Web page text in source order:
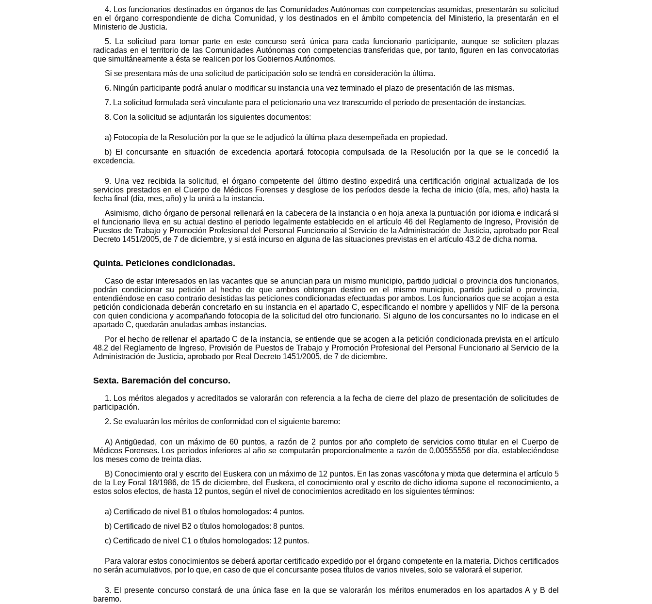
4. Los funcionarios destinados en órganos de las Comunidades Autónomas con competencias asumidas, presentarán su solicitud
en el órgano correspondiente de dicha Comunidad, y los destinados en el ámbito competencia del Ministerio, la presentarán en el
Ministerio de Justicia.
5. La solicitud para tomar parte en este concurso será única para cada funcionario participante, aunque se soliciten plazas
radicadas en el territorio de las Comunidades Autónomas con competencias transferidas que, por tanto, figuren en las convocatorias
que simultáneamente a ésta se realicen por los Gobiernos Autónomos.
Si se presentara más de una solicitud de participación solo se tendrá en consideración la última.
6. Ningún participante podrá anular o modificar su instancia una vez terminado el plazo de presentación de las mismas.
7. La solicitud formulada será vinculante para el peticionario una vez transcurrido el período de presentación de instancias.
8. Con la solicitud se adjuntarán los siguientes documentos:
a) Fotocopia de la Resolución por la que se le adjudicó la última plaza desempeñada en propiedad.
b) El concursante en situación de excedencia aportará fotocopia compulsada de la Resolución por la que se le concedió la
excedencia.
9. Una vez recibida la solicitud, el órgano competente del último destino expedirá una certificación original actualizada de los
servicios prestados en el Cuerpo de Médicos Forenses y desglose de los períodos desde la fecha de inicio (día, mes, año) hasta la
fecha final (día, mes, año) y la unirá a la instancia.
Asimismo, dicho órgano de personal rellenará en la cabecera de la instancia o en hoja anexa la puntuación por idioma e indicará si
el funcionario lleva en su actual destino el periodo legalmente establecido en el artículo 46 del Reglamento de Ingreso, Provisión de
Puestos de Trabajo y Promoción Profesional del Personal Funcionario al Servicio de la Administración de Justicia, aprobado por Real
Decreto 1451/2005, de 7 de diciembre, y si está incurso en alguna de las situaciones previstas en el artículo 43.2 de dicha norma.
Quinta. Peticiones condicionadas.
Caso de estar interesados en las vacantes que se anuncian para un mismo municipio, partido judicial o provincia dos funcionarios,
podrán condicionar su petición al hecho de que ambos obtengan destino en el mismo municipio, partido judicial o provincia,
entendiéndose en caso contrario desistidas las peticiones condicionadas efectuadas por ambos. Los funcionarios que se acojan a esta
petición condicionada deberán concretarlo en su instancia en el apartado C, especificando el nombre y apellidos y NIF de la persona
con quien condiciona y acompañando fotocopia de la solicitud del otro funcionario. Si alguno de los concursantes no lo indicase en el
apartado C, quedarán anuladas ambas instancias.
Por el hecho de rellenar el apartado C de la instancia, se entiende que se acogen a la petición condicionada prevista en el artículo
48.2 del Reglamento de Ingreso, Provisión de Puestos de Trabajo y Promoción Profesional del Personal Funcionario al Servicio de la
Administración de Justicia, aprobado por Real Decreto 1451/2005, de 7 de diciembre.
Sexta. Baremación del concurso.
1. Los méritos alegados y acreditados se valorarán con referencia a la fecha de cierre del plazo de presentación de solicitudes de
participación.
2. Se evaluarán los méritos de conformidad con el siguiente baremo:
A) Antigüedad, con un máximo de 60 puntos, a razón de 2 puntos por año completo de servicios como titular en el Cuerpo de
Médicos Forenses. Los periodos inferiores al año se computarán proporcionalmente a razón de 0,00555556 por día, estableciéndose
los meses como de treinta días.
B) Conocimiento oral y escrito del Euskera con un máximo de 12 puntos. En las zonas vascófona y mixta que determina el artículo 5
de la Ley Foral 18/1986, de 15 de diciembre, del Euskera, el conocimiento oral y escrito de dicho idioma supone el reconocimiento, a
estos solos efectos, de hasta 12 puntos, según el nivel de conocimientos acreditado en los siguientes términos:
a) Certificado de nivel B1 o títulos homologados: 4 puntos.
b) Certificado de nivel B2 o títulos homologados: 8 puntos.
c) Certificado de nivel C1 o títulos homologados: 12 puntos.
Para valorar estos conocimientos se deberá aportar certificado expedido por el órgano competente en la materia. Dichos certificados
no serán acumulativos, por lo que, en caso de que el concursante posea títulos de varios niveles, solo se valorará el superior.
3. El presente concurso constará de una única fase en la que se valorarán los méritos enumerados en los apartados A y B del
baremo.